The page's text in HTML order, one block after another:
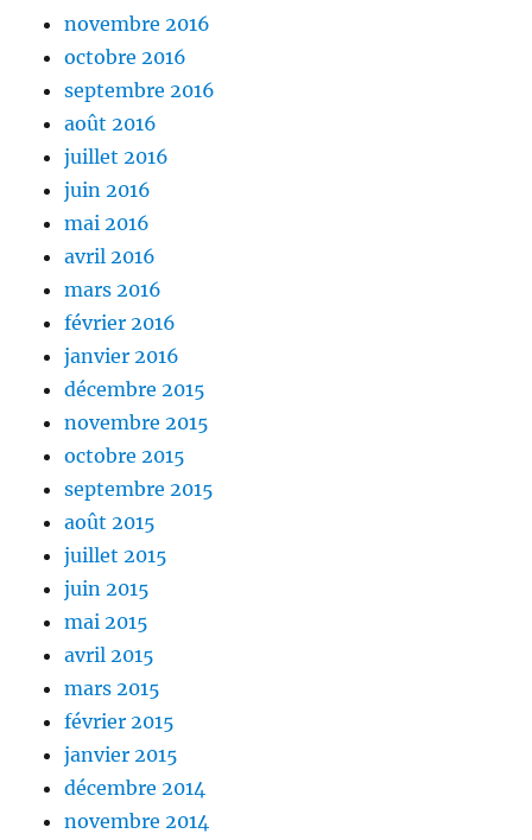
novembre 2016
octobre 2016
septembre 2016
août 2016
juillet 2016
juin 2016
mai 2016
avril 2016
mars 2016
février 2016
janvier 2016
décembre 2015
novembre 2015
octobre 2015
septembre 2015
août 2015
juillet 2015
juin 2015
mai 2015
avril 2015
mars 2015
février 2015
janvier 2015
décembre 2014
novembre 2014